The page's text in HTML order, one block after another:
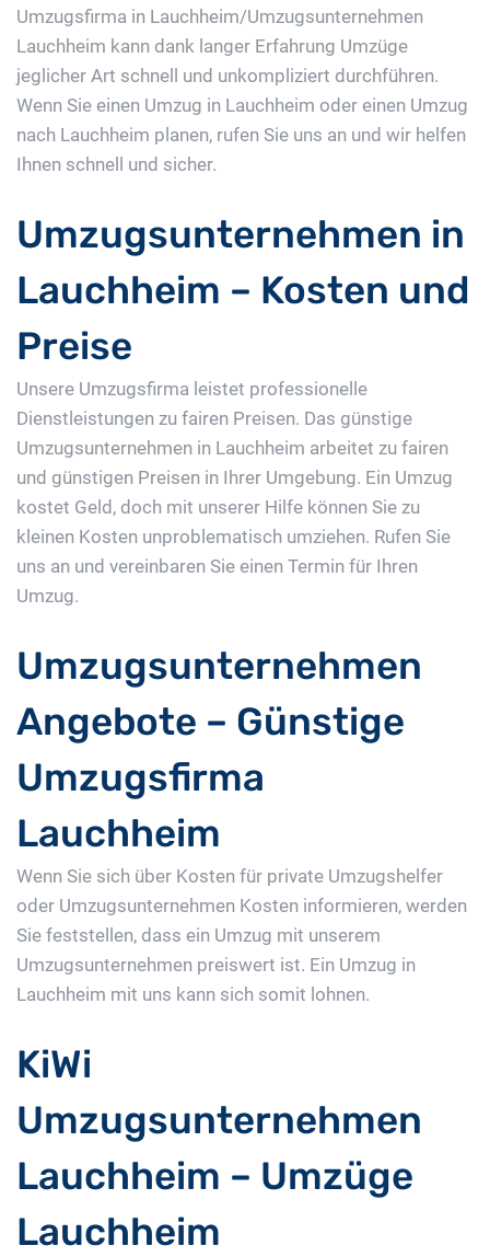
Umzugsfirma in Lauchheim/Umzugsunternehmen
Lauchheim kann dank langer Erfahrung Umzüge
jeglicher Art schnell und unkompliziert durchführen.
Wenn Sie einen Umzug in Lauchheim oder einen Umzug
nach Lauchheim planen, rufen Sie uns an und wir helfen
Ihnen schnell und sicher.
Umzugsunternehmen in
Lauchheim – Kosten und
Preise
Unsere Umzugsfirma leistet professionelle
Dienstleistungen zu fairen Preisen. Das günstige
Umzugsunternehmen in Lauchheim arbeitet zu fairen
und günstigen Preisen in Ihrer Umgebung. Ein Umzug
kostet Geld, doch mit unserer Hilfe können Sie zu
kleinen Kosten unproblematisch umziehen. Rufen Sie
uns an und vereinbaren Sie einen Termin für Ihren
Umzug.
Umzugsunternehmen
Angebote – Günstige
Umzugsfirma
Lauchheim
Wenn Sie sich über Kosten für private Umzugshelfer
oder Umzugsunternehmen Kosten informieren, werden
Sie feststellen, dass ein Umzug mit unserem
Umzugsunternehmen preiswert ist. Ein Umzug in
Lauchheim mit uns kann sich somit lohnen.
KiWi
Umzugsunternehmen
Lauchheim – Umzüge
Lauchheim